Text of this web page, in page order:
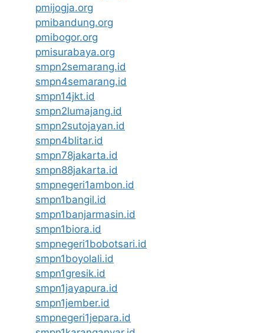
pmijogja.org
pmibandung.org
pmibogor.org
pmisurabaya.org
smpn2semarang.id
smpn4semarang.id
smpn14jkt.id
smpn2lumajang.id
smpn2sutojayan.id
smpn4blitar.id
smpn78jakarta.id
smpn88jakarta.id
smpnegeri1ambon.id
smpn1bangil.id
smpn1banjarmasin.id
smpn1biora.id
smpnegeri1bobotsari.id
smpn1boyolali.id
smpn1gresik.id
smpn1jayapura.id
smpn1jember.id
smpnegeri1jepara.id